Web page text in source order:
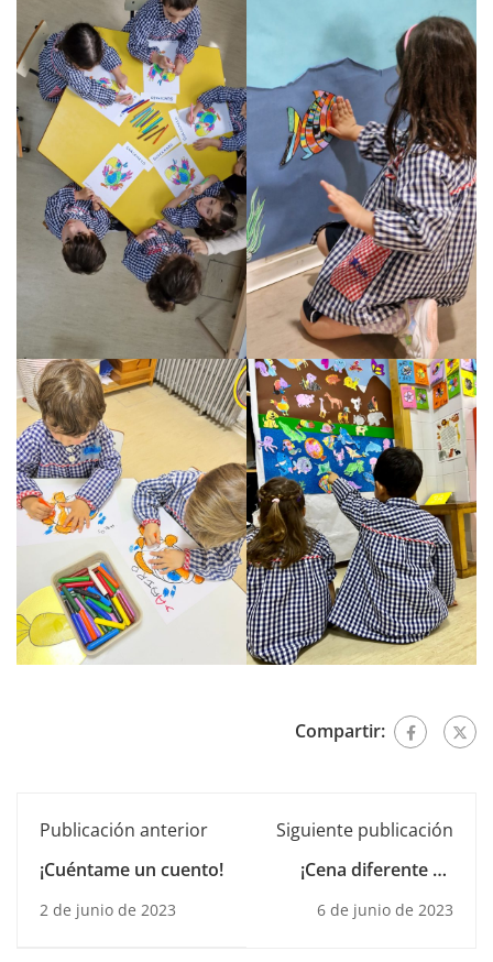
Compartir:
Publicación anterior
¡Cuéntame un cuento!
2 de junio de 2023
Siguiente publicación
¡Cena diferente de
6 de junio de 2023